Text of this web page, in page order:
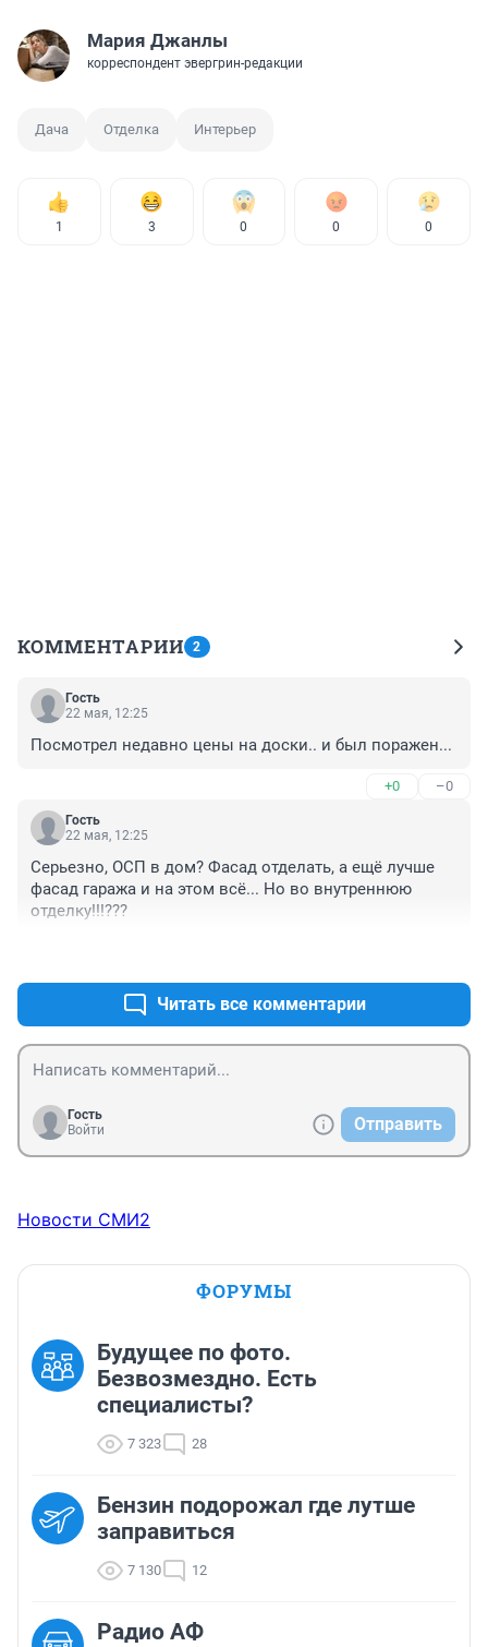
Мария Джанлы
корреспондент эвергрин-редакции
Дача Отделка Интерьер
1 3 0 0 0
КОММЕНТАРИИ 2
Гость
22 мая, 12:25
Посмотрел недавно цены на доски.. и был поражен...
+0 –0
Гость
22 мая, 12:25
Серьезно, ОСП в дом? Фасад отделать, а ещё лучше
фасад гаража и на этом всё... Но во внутреннюю
отделку!!!???
Читать все комментарии
Гость
Войти
Отправить
Новости СМИ2
ФОРУМЫ
Будущее по фото.
Безвозмездно. Есть
специалисты?
7 323 28
Бензин подорожал где лутше
заправиться
7 130 12
Радио АФ